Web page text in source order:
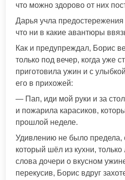
что можно здорово от них
Дарья учла
что ни в какие авантюры
Как и предупреждал, Борис
только под вечер, когда уже
приготовила ужин и с
его в прихожей:
— Пап, иди мой руки и за
и пожарила карасиков,
прошлой неделе.
Удивлению не было предела,
который шёл из кухни,
слова дочери о вкусном
перекусив, Борис вдруг